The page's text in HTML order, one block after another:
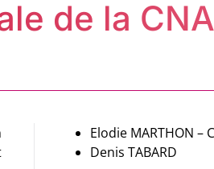
de la
Elodie MARTHON –
Denis TABARD